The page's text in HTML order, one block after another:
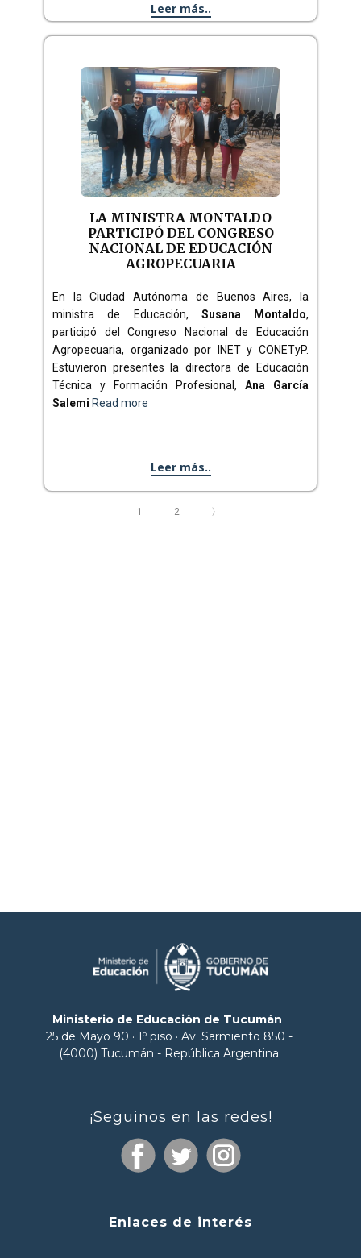
Leer más..
LA MINISTRA MONTALDO
PARTICIPÓ DEL CONGRESO
NACIONAL DE EDUCACIÓN
AGROPECUARIA
En la Ciudad Autónoma de Buenos Aires, la
ministra de Educación, Susana Montaldo,
participó del Congreso Nacional de Educación
Agropecuaria, organizado por INET y CONETyP.
Estuvieron presentes la directora de Educación
Técnica y Formación Profesional, Ana García
Salemi Read more
Leer más..
1 2 〉
Ministerio de Educación de Tucumán
25 de Mayo 90 · 1º piso · Av. Sarmiento 850 -
(4000) Tucumán - República Argentina
¡Seguinos en las redes!
Enlaces de interés